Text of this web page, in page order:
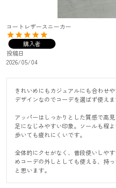
コートレザースニーカー
購入者
投稿日
2026/05/04
きれいめにもカジュアルにも合わせ
デザインなのでコーデを選ばず使えま
アッパーはしっかりとした質感で高
足になじみやすい印象。ソールも程
歩いても疲れにくいです。
全体的にクセがなく、普段使いしや
めコーデの外しとしても使える、持
と思います。